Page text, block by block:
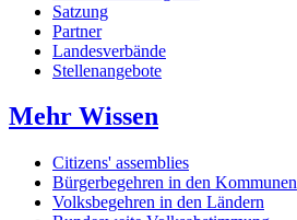
Satzung
Partner
Landesverbände
Stellenangebote
Mehr Wissen
Citizens' assemblies
Bürgerbegehren in den Kommunen
Volksbegehren in den Ländern